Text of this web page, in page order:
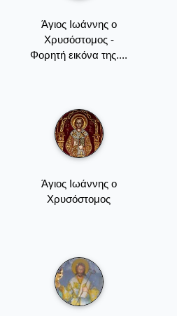
Άγιος Ιωάννης ο
Χρυσόστομος -
Φορητή εικόνα της....
Άγιος Ιωάννης ο
Χρυσόστομος